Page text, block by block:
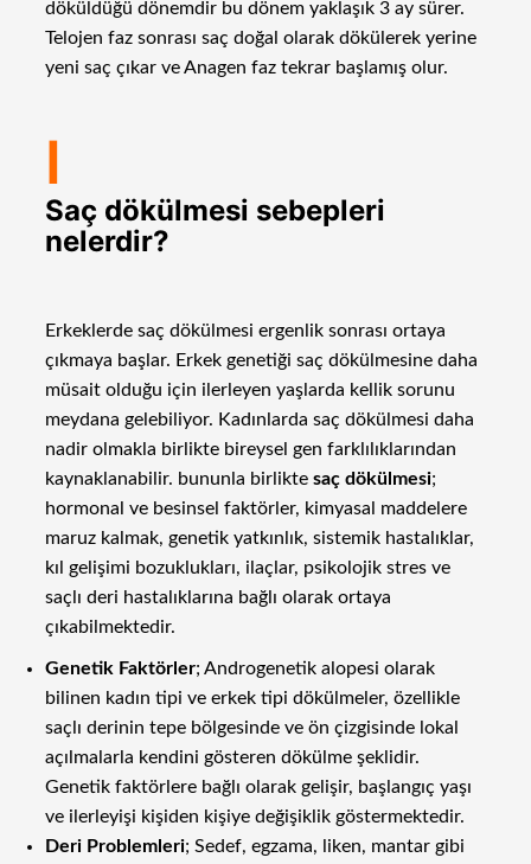
döküldüğü dönemdir bu dönem yaklaşık 3 ay sürer.
Telojen faz sonrası saç doğal olarak dökülerek yerine
yeni saç çıkar ve Anagen faz tekrar başlamış olur.
I
Saç dökülmesi sebepleri
nelerdir?
Erkeklerde saç dökülmesi ergenlik sonrası ortaya
çıkmaya başlar. Erkek genetiği saç dökülmesine daha
müsait olduğu için ilerleyen yaşlarda kellik sorunu
meydana gelebiliyor. Kadınlarda saç dökülmesi daha
nadir olmakla birlikte bireysel gen farklılıklarından
kaynaklanabilir. bununla birliktesaç dökülmesi;
hormonal ve besinsel faktörler, kimyasal maddelere
maruz kalmak, genetik yatkınlık, sistemik hastalıklar,
kıl gelişimi bozuklukları, ilaçlar, psikolojik stres ve
saçlı deri hastalıklarına bağlı olarak ortaya
çıkabilmektedir.
Genetik Faktörler; Androgenetik alopesi olarak
bilinen kadın tipi ve erkek tipi dökülmeler, özellikle
saçlı derinin tepe bölgesinde ve ön çizgisinde lokal
açılmalarla kendini gösteren dökülme şeklidir.
Genetik faktörlere bağlı olarak gelişir, başlangıç yaşı
ve ilerleyişi kişiden kişiye değişiklik göstermektedir.
Deri Problemleri; Sedef, egzama, liken, mantar gibi